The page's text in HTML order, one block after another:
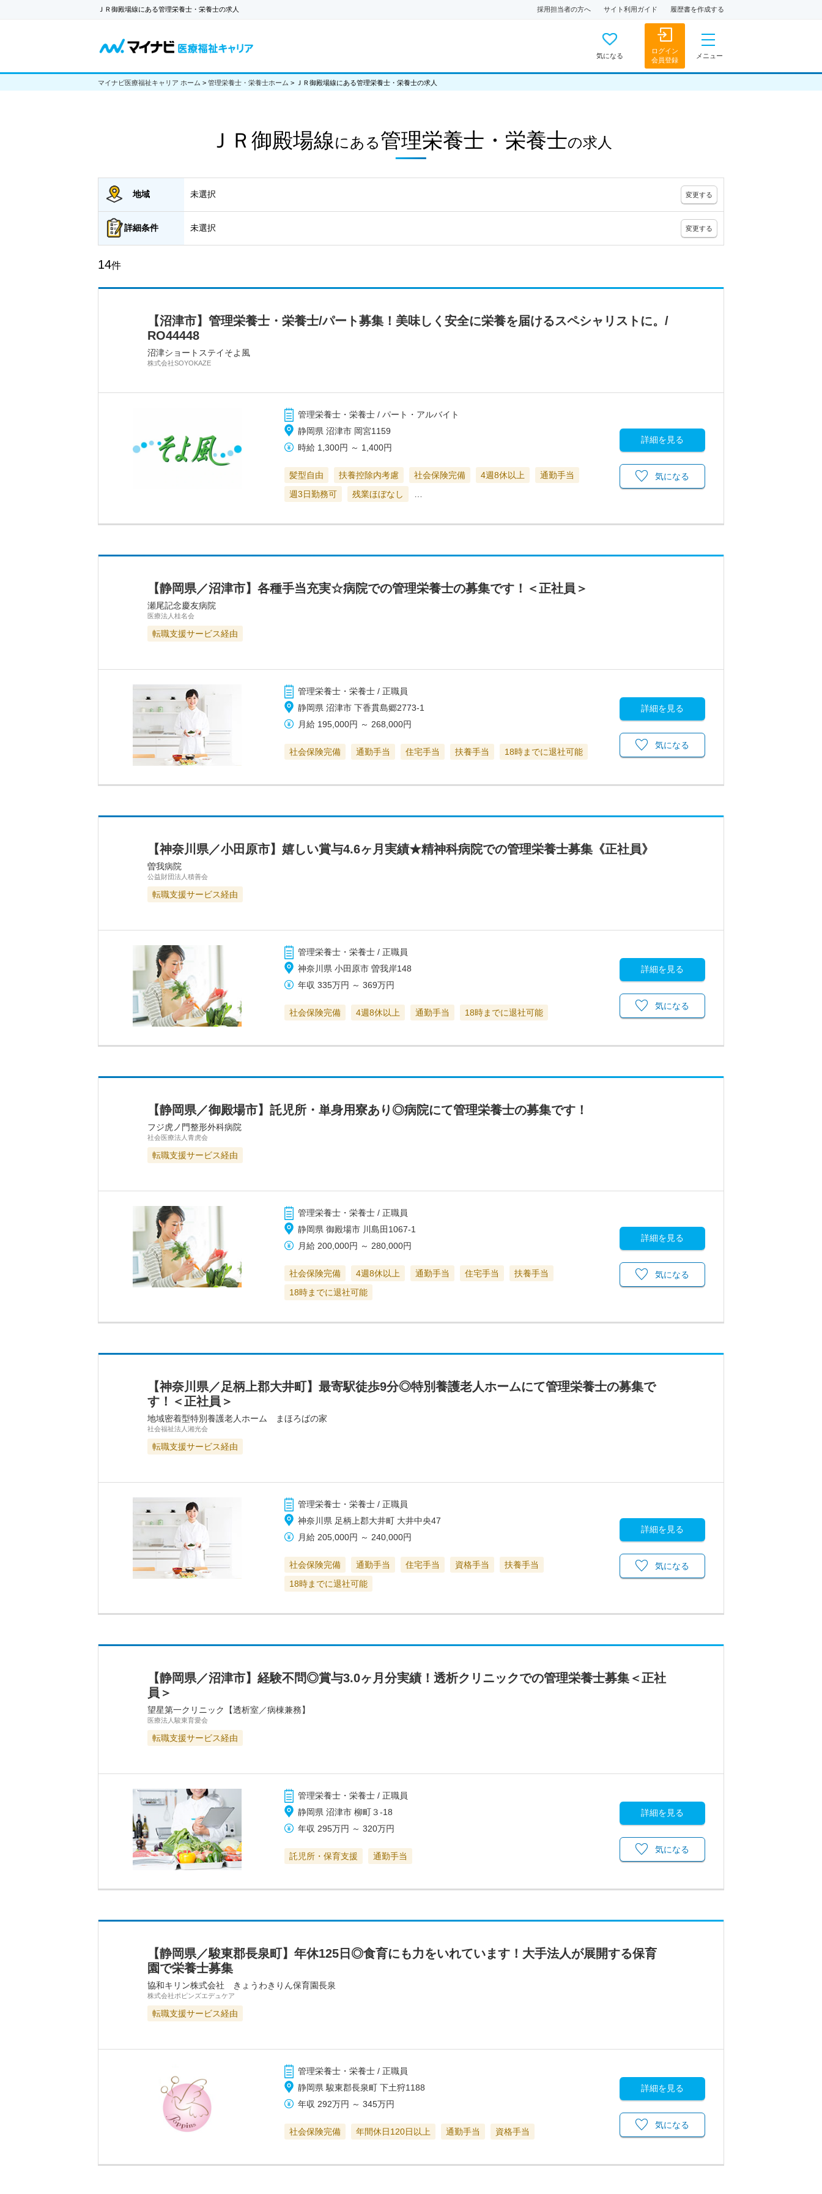
ＪＲ御殿場線にある管理栄養士・栄養士の求人 採用担当者の方へ サイト利用ガイド 履歴書を作成する
気になる
ログイン
会員登録
メニュー
マイナビ医療福祉キャリア ホーム > 管理栄養士・栄養士ホーム > ＪＲ御殿場線にある管理栄養士・栄養士の求人
ＪＲ御殿場線にある管理栄養士・栄養士の求人
地域 未選択 変更する
詳細条件 未選択 変更する
14件
【沼津市】管理栄養士・栄養士/パート募集！美味しく安全に栄養を届けるスペシャリストに。/
RO44448
沼津ショートステイそよ風
株式会社SOYOKAZE
管理栄養士・栄養士 / パート・アルバイト
静岡県 沼津市 岡宮1159
時給 1,300円 ～ 1,400円
髪型自由 扶養控除内考慮 社会保険完備 4週8休以上
通勤手当
週3日勤務可
残業ほぼなし
詳細を見る
気になる
【静岡県／沼津市】各種手当充実☆病院での管理栄養士の募集です！＜正社員＞
瀬尾記念慶友病院
医療法人桂名会
転職支援サービス経由
管理栄養士・栄養士 / 正職員
静岡県 沼津市 下香貫島郷2773-1
月給 195,000円 ～ 268,000円
社会保険完備 通勤手当 住宅手当 扶養手当 18時までに退社可能
詳細を見る
気になる
【神奈川県／小田原市】嬉しい賞与4.6ヶ月実績★精神科病院での管理栄養士募集《正社員》
曽我病院
公益財団法人積善会
転職支援サービス経由
管理栄養士・栄養士 / 正職員
神奈川県 小田原市 曽我岸148
年収 335万円 ～369万円
社会保険完備 4週8休以上 通勤手当 18時までに退社可能
詳細を見る
気になる
【静岡県／御殿場市】託児所・単身用寮あり◎病院にて管理栄養士の募集です！
フジ虎ノ門整形外科病院
社会医療法人青虎会
転職支援サービス経由
管理栄養士・栄養士 / 正職員
静岡県 御殿場市 川島田1067-1
月給 200,000円 ～ 280,000円
社会保険完備 4週8休以上 通勤手当 住宅手当
扶養手当
18時までに退社可能
詳細を見る
気になる
【神奈川県／足柄上郡大井町】最寄駅徒歩9分◎特別養護老人ホームにて管理栄養士の募集で
す！＜正社員＞
地域密着型特別養護老人ホーム まほろばの家
社会福祉法人湘光会
転職支援サービス経由
管理栄養士・栄養士 / 正職員
神奈川県 足柄上郡大井町 大井中央47
月給 205,000円 ～ 240,000円
社会保険完備 通勤手当 住宅手当 資格手当
扶養手当
18時までに退社可能
詳細を見る
気になる
【静岡県／沼津市】経験不問◎賞与3.0ヶ月分実績！透析クリニックでの管理栄養士募集＜正社
員＞
望星第一クリニック【透析室／病棟兼務】
医療法人駿東育愛会
転職支援サービス経由
管理栄養士・栄養士 / 正職員
静岡県 沼津市 柳町３-18
年収 295万円 ～320万円
託児所・保育支援 通勤手当
詳細を見る
気になる
【静岡県／駿東郡長泉町】年休125日◎食育にも力をいれています！大手法人が展開する保育
園で栄養士募集
協和キリン株式会社 きょうわきりん保育園長泉
株式会社ポピンズエデュケア
転職支援サービス経由
管理栄養士・栄養士 / 正職員
静岡県 駿東郡長泉町 下土狩1188
年収 292万円 ～345万円
社会保険完備 年間休日120日以上 通勤手当 資格手当
詳細を見る
気になる